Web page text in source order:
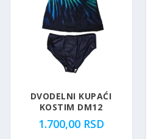
DVODELNI KUPAĆI
KOSTIM DM12
1.700,00 RSD